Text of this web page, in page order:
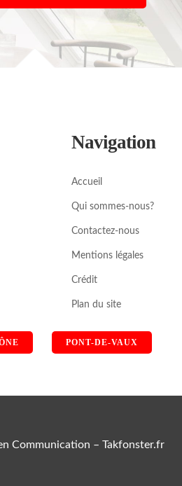
Navigation
Accueil
Qui sommes-nous?
Contactez-nous
Mentions légales
Crédit
Plan du site
PONT-DE-VAUX
Communication – Takfonster.fr